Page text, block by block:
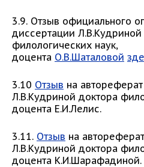
3.9. Отзыв официального
диссертации Л.В.Кудриной
филологических наук,
доцента О.В.Шаталовой
3.10 Отзыв на
Л.В.Кудриной доктора
доцента Е.И.Лелис.
3.11. Отзыв на
Л.В.Кудриной доктора
доцента К.И.Шарафадиной.